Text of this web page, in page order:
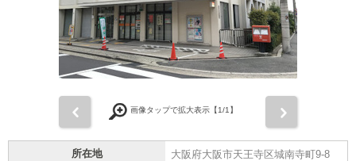
画像タップで拡大表示【1/1】
所在地 大阪府大阪市天王寺区城南寺町9-8